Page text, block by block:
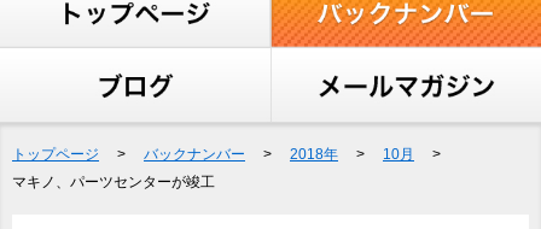
トップページ > バックナンバー > 2018年 > 10月
>
マキノ、パーツセンターが竣工